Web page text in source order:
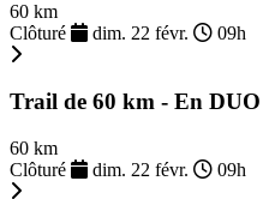
60 km
Clôturé
dim. 22 févr. 09h
Trail de 60 km - En DUO
60 km
Clôturé
dim. 22 févr. 09h